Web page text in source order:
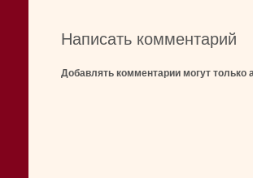
Написать комментарий
Добавлять комментарии могут